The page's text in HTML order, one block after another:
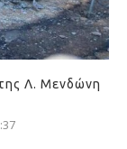
Λ. Μενδώνη